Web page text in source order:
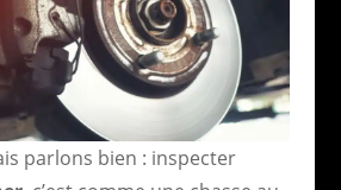
parlons bien : inspecter